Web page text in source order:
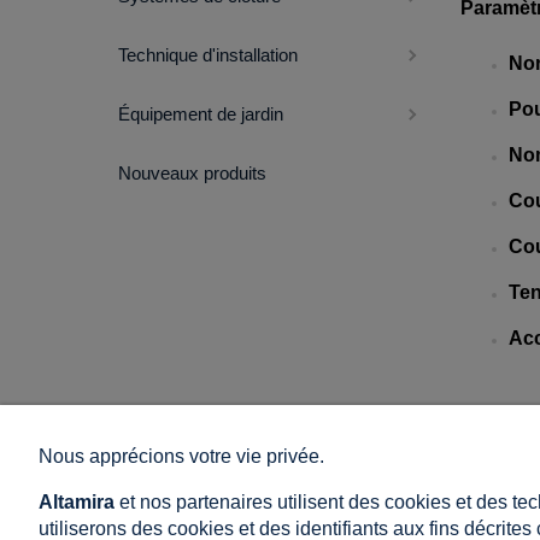
Technique d'installation
Équipement de jardin
Nouveaux produits
Achats
Conditions générales de vente et de livraison Comment
Nous apprécions votre vie privée.
Altamira et nos partenaires utilisent des cookies et des
utiliserons des cookies et des identifiants aux fins